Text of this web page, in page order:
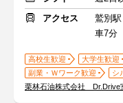
アクセス
鷲別駅
車7分
高校生歓迎 大学生歓迎
副業・Ｗワーク歓迎
シ
栗林石油株式会社 Dr.Drive